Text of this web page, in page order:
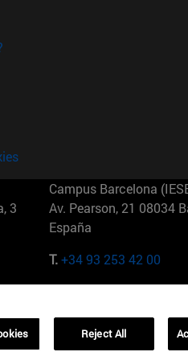
3
Campus Barcelona
Av. Pearson, 21 08034
España
T.+34 93 253 42 00
01321001 Bela Vista
Reject All